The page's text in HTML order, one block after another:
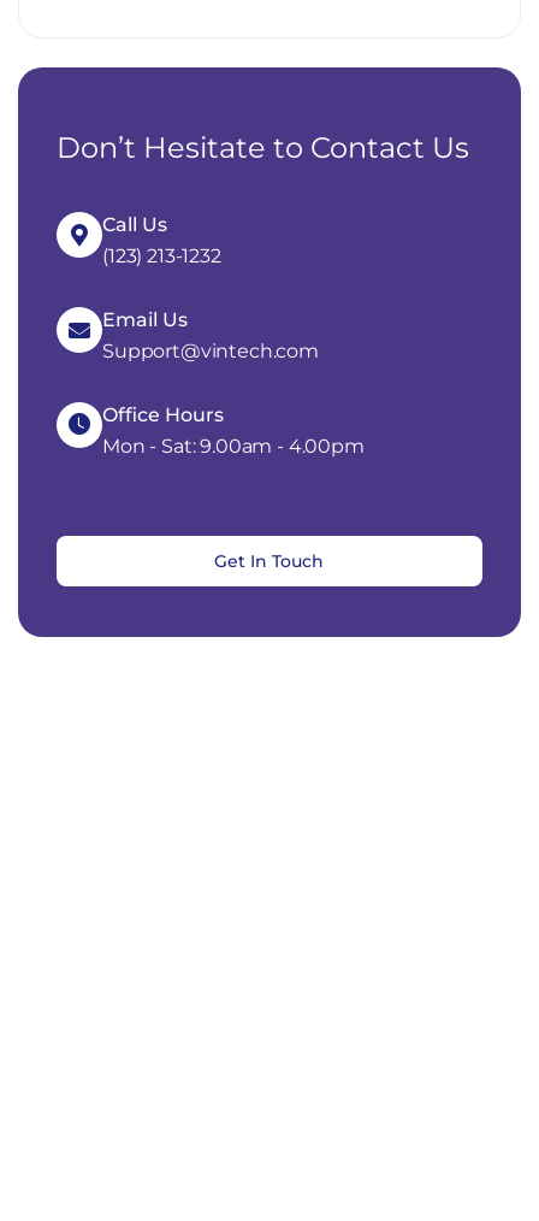
Don’t Hesitate to Contact Us
Call Us
(123) 213-1232
Email Us
Support@vintech.com
Office Hours
Mon - Sat: 9.00am - 4.00pm